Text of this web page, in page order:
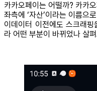
카카오페이는 어떨까? 카카
좌측에 ‘자산’이라는 이름으
이데이터 이전에도 스크래
라 어떤 부분이 바뀌었나 살